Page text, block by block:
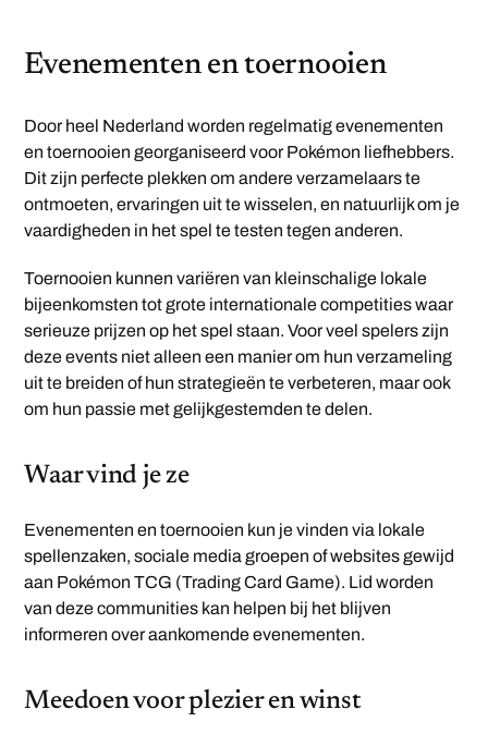
Evenementen en toernooien
Door heel Nederland worden regelmatig evenementen
en toernooien georganiseerd voor Pokémon liefhebbers.
Dit zijn perfecte plekken om andere verzamelaars te
ontmoeten, ervaringen uit te wisselen, en natuurlijk om je
vaardigheden in het spel te testen tegen anderen.
Toernooien kunnen variëren van kleinschalige lokale
bijeenkomsten tot grote internationale competities waar
serieuze prijzen op het spel staan. Voor veel spelers zijn
deze events niet alleen een manier om hun verzameling
uit te breiden of hun strategieën te verbeteren, maar ook
om hun passie met gelijkgestemden te delen.
Waar vind je ze
Evenementen en toernooien kun je vinden via lokale
spellenzaken, sociale media groepen of websites gewijd
aan Pokémon TCG (Trading Card Game). Lid worden
van deze communities kan helpen bij het blijven
informeren over aankomende evenementen.
Meedoen voor plezier en winst